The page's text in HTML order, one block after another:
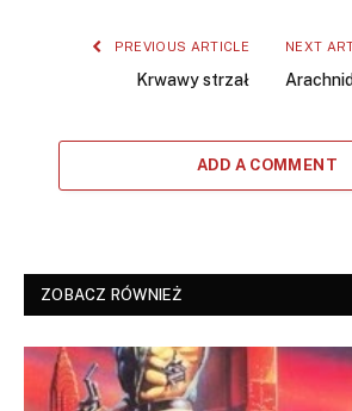
PREVIOUS ARTICLE
Krwawy strzał
NEXT
Arachnid
ADD A COMMENT
ZOBACZ RÓWNIEŻ